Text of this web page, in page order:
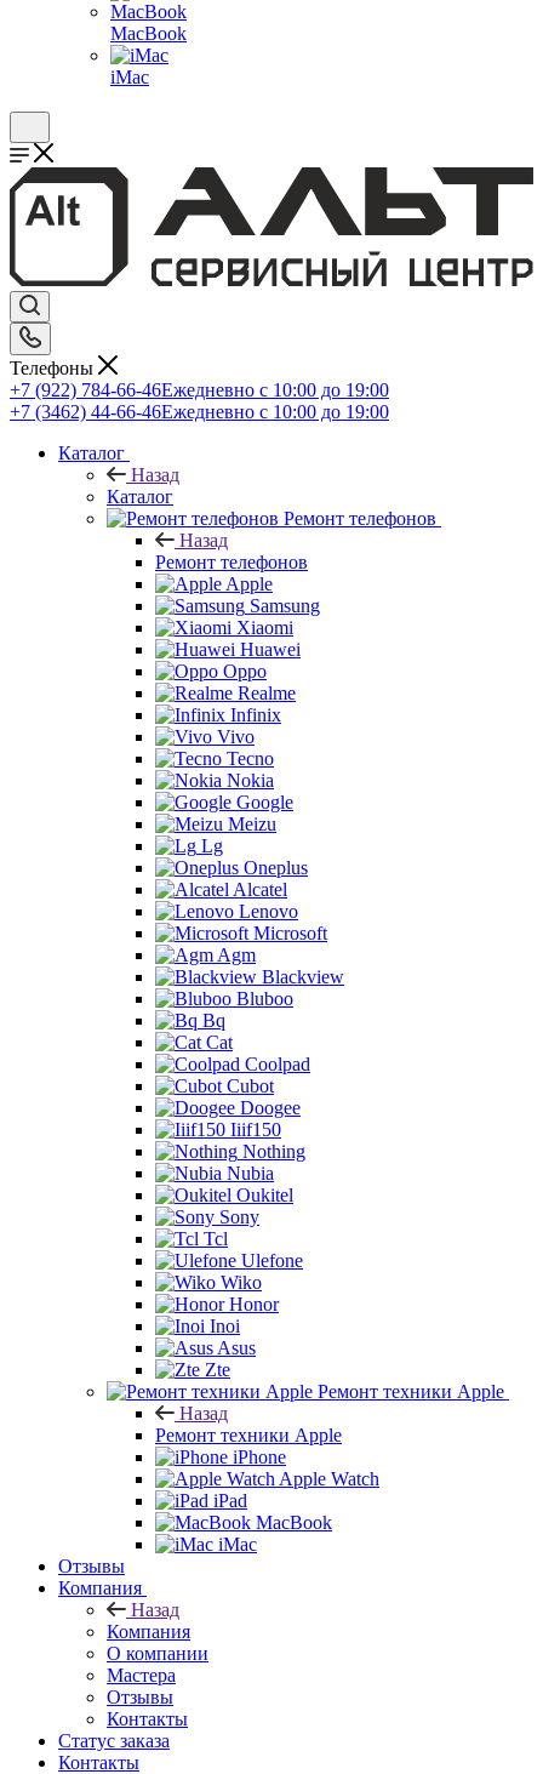
MacBook
iMac
Телефоны
+7 (922) 784-66-46Ежедневно с 10:00 до 19:00
+7 (3462) 44-66-46Ежедневно с 10:00 до 19:00
Каталог
Назад
Каталог
Ремонт телефонов
Назад
Ремонт телефонов
Apple
Samsung
Xiaomi
Huawei
Oppo
Realme
Infinix
Vivo
Tecno
Nokia
Google
Meizu
Lg
Oneplus
Alcatel
Lenovo
Microsoft
Agm
Blackview
Bluboo
Bq
Cat
Coolpad
Cubot
Doogee
Iiif150
Nothing
Nubia
Oukitel
Sony
Tcl
Ulefone
Wiko
Honor
Inoi
Asus
Zte
Ремонт техники Apple
Назад
Ремонт техники Apple
iPhone
Apple Watch
iPad
MacBook
iMac
Отзывы
Компания
Назад
Компания
О компании
Мастера
Отзывы
Контакты
Статус заказа
Контакты